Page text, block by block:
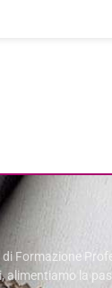
Formazione
alimentiamo la